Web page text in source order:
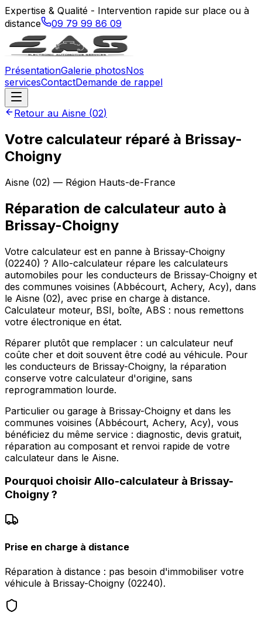
Expertise & Qualité - Intervention rapide sur place ou à
distance
09 79 99 86 09
PrésentationGalerie photosNos
servicesContactDemande de rappel
Retour au Aisne (02)
Votre calculateur réparé à Brissay-
Choigny
Aisne (02) — Région Hauts-de-France
Réparation de calculateur auto à
Brissay-Choigny
Votre calculateur est en panne à Brissay-Choigny
(02240) ? Allo-calculateur répare les calculateurs
automobiles pour les conducteurs de Brissay-Choigny et
des communes voisines (Abbécourt, Achery, Acy), dans
le Aisne (02), avec prise en charge à distance.
Calculateur moteur, BSI, boîte, ABS : nous remettons
votre électronique en état.
Réparer plutôt que remplacer : un calculateur neuf
coûte cher et doit souvent être codé au véhicule. Pour
les conducteurs de Brissay-Choigny, la réparation
conserve votre calculateur d'origine, sans
reprogrammation lourde.
Particulier ou garage à Brissay-Choigny et dans les
communes voisines (Abbécourt, Achery, Acy), vous
bénéficiez du même service : diagnostic, devis gratuit,
réparation au composant et renvoi rapide de votre
calculateur dans le Aisne.
Pourquoi choisir Allo-calculateur à Brissay-
Choigny?
Prise en charge à distance
Réparation à distance : pas besoin d'immobiliser votre
véhicule à Brissay-Choigny (02240).